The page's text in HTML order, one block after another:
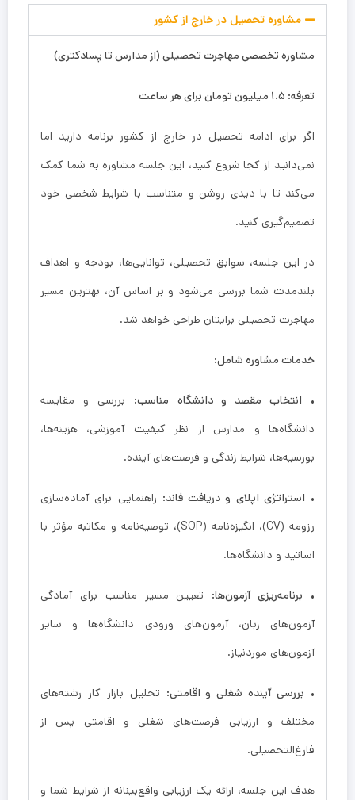
مشاوره تحصیل در خارج از کشور
مشاوره تخصصی مهاجرت تحصیلی (از مدارس تا پسادکتری)
تعرفه: ۱.۵ میلیون تومان برای هر ساعت
اگر برای ادامه تحصیل در خارج از کشور برنامه دارید اما
نمی‌دانید از کجا شروع کنید، این جلسه مشاوره به شما کمک
می‌کند تا با دیدی روشن و متناسب با شرایط شخصی خود
تصمیم‌گیری کنید.
در این جلسه، سوابق تحصیلی، توانایی‌ها، بودجه و اهداف
بلندمدت شما بررسی می‌شود و بر اساس آن، بهترین مسیر
مهاجرت تحصیلی برایتان طراحی خواهد شد.
خدمات مشاوره شامل:
• انتخاب مقصد و دانشگاه مناسب: بررسی و مقایسه
دانشگاه‌ها و مدارس از نظر کیفیت آموزشی، هزینه‌ها،
بورسیه‌ها، شرایط زندگی و فرصت‌های آینده.
• استراتژی اپلای و دریافت فاند: راهنمایی برای آماده‌سازی
رزومه (CV)، انگیزه‌نامه (SOP)، توصیه‌نامه و مکاتبه مؤثر با
اساتید و دانشگاه‌ها.
• برنامه‌ریزی آزمون‌ها: تعیین مسیر مناسب برای آمادگی
آزمون‌های زبان، آزمون‌های ورودی دانشگاه‌ها و سایر
آزمون‌های موردنیاز.
• بررسی آینده شغلی و اقامتی: تحلیل بازار کار رشته‌های
مختلف و ارزیابی فرصت‌های شغلی و اقامتی پس از
فارغ‌التحصیلی.
هدف این جلسه، ارائه یک ارزیابی واقع‌بینانه از شرایط شما و